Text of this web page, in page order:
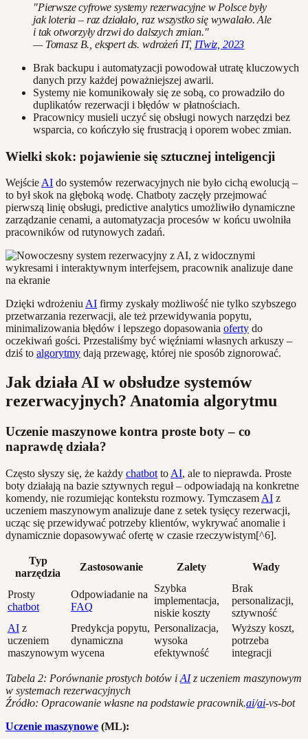
"Pierwsze cyfrowe systemy rezerwacyjne w Polsce były
jak loteria – raz działało, raz wszystko się wywalało. Ale
i tak otworzyły drzwi do dalszych zmian."
— Tomasz B., ekspert ds. wdrożeń IT, ITwiz, 2023
Brak backupu i automatyzacji powodował utratę kluczowych
danych przy każdej poważniejszej awarii.
Systemy nie komunikowały się ze sobą, co prowadziło do
duplikatów rezerwacji i błędów w płatnościach.
Pracownicy musieli uczyć się obsługi nowych narzędzi bez
wsparcia, co kończyło się frustracją i oporem wobec zmian.
Wielki skok: pojawienie się sztucznej inteligencji
Wejście AI do systemów rezerwacyjnych nie było cichą ewolucją –
to był skok na głęboką wodę. Chatboty zaczęły przejmować
pierwszą linię obsługi, predictive analytics umożliwiło dynamiczne
zarządzanie cenami, a automatyzacja procesów w końcu uwolniła
pracowników od rutynowych zadań.
Dzięki wdrożeniu AI firmy zyskały możliwość nie tylko szybszego
przetwarzania rezerwacji, ale też przewidywania popytu,
minimalizowania błędów i lepszego dopasowania oferty do
oczekiwań gości. Przestaliśmy być więźniami własnych arkuszy –
dziś to algorytmy dają przewagę, której nie sposób zignorować.
Jak działa AI w obsłudze systemów
rezerwacyjnych? Anatomia algorytmu
Uczenie maszynowe kontra proste boty – co
naprawdę działa?
Często słyszy się, że każdy chatbot to AI, ale to nieprawda. Proste
boty działają na bazie sztywnych reguł – odpowiadają na konkretne
komendy, nie rozumiejąc kontekstu rozmowy. Tymczasem AI z
uczeniem maszynowym analizuje dane z setek tysięcy rezerwacji,
ucząc się przewidywać potrzeby klientów, wykrywać anomalie i
dynamicznie dopasowywać ofertę w czasie rzeczywistym[^6].
Typ
narzędzia
Zastosowanie Zalety Wady
Prosty
chatbot
Odpowiadanie na
FAQ
Szybka
implementacja,
niskie koszty
Brak
personalizacji,
sztywność
AI z
uczeniem
maszynowym
Predykcja popytu,
dynamiczna
wycena
Personalizacja,
wysoka
efektywność
Wyższy koszt,
potrzeba
integracji
Tabela 2: Porównanie prostych botów i AIz uczeniem maszynowym
w systemach rezerwacyjnych
Źródło: Opracowanie własne na podstawie pracownik.ai/ai-vs-bot
Uczenie maszynowe (ML):